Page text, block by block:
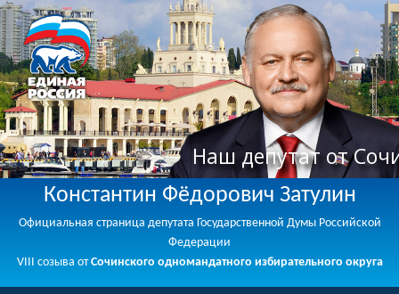
Наш депутат от
Константин Фёдорович Затулин
Официальная страница депутата Государственной Думы Российской
Федерации
VIII созыва отСочинского одномандатного избирательного округа